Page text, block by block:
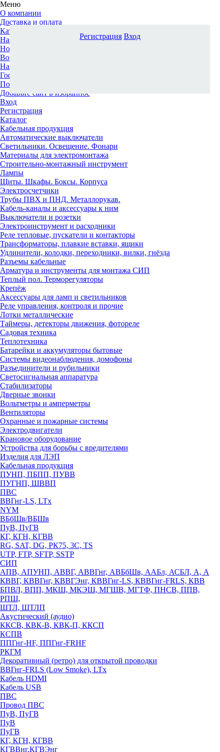
Меню
О компании
Доставка и оплата
Каталог
Наши офисы
Новости и новинки
Вопрос-ответ
Наша команда
Гос. заказчикам
Поставщикам
Добавьте сайт в избранное
Вход
Регистрация
Каталог
Кабельная продукция
Автоматические выключатели
Светильники. Освещение. Фонари
Материалы для электромонтажа
Строительно-монтажный инструмент
Лампы
Щиты. Шкафы. Боксы. Корпуса
Электросчетчики
Трубы ПВХ и ПНД. Металлорукав.
Кабель-каналы и аксессуары к ним
Выключатели и розетки
Электроинструмент и расходники
Реле тепловые, пускатели и контакторы
Трансформаторы, плавкие вставки, ящики
Удлинители, колодки, переходники, вилки, гнёзда
Разъемы кабельные
Арматура и инструменты для монтажа СИП
Теплый пол. Терморегуляторы
Крепёж
Аксессуары для ламп и светильников
Реле управления, контроля и прочие
Лотки металлические
Таймеры, детекторы движения, фотореле
Садовая техника
Теплотехника
Батарейки и аккумуляторы бытовые
Системы видеонаблюдения, домофоны
Разъединители и рубильники
Светосигнальная аппаратура
Стабилизаторы
Дверные звонки
Вольтметры и амперметры
Вентиляторы
Охранные и пожарные системы
Электродвигатели
Крановое оборудование
Устройства для борьбы с вредителями
Изделия для ЛЭП
Кабельная продукция
ПУНП, ПБПП, ПУВВ
ПУГНП, ШВВП
ПВС
ВВГнг-LS, LTx
NYM
ВБбШв/ВБШв
ПуВ, ПуГВ
КГ, КГН, КГВВ
RG, SAT, DG, РК75, 3С, TS
UTP, FTP, SFTP, SSTP
СИП
АПВ, АПУНП, АВВГ, АВВГнг, АВБбШв, ААБл, АСБЛ, А, А
КВВГ, КВВГнг, КВВГЭнг, КВВГнг-LS, КВВГнг-FRLS, КВВ
БПВЛ, ВПП, МКШ, МКЭШ, МГШВ, МГТФ, ПНСВ, ППВ,
РПШ,
ШТЛ, ШТЛП
Акустический (аудио)
ККСВ, КВК-В, КВК-П, ККСП
КСПВ
ППГнг-HF, ППГнг-FRHF
РКГМ
Декоративный (ретро) для открытой проводки
ВВГнг-FRLS (Low Smoke), LTx
Кабель HDMI
Кабель USB
ПВС
Провод ПВС
ПуВ, ПуГВ
ПуВ
ПуГВ
КГ, КГН, КГВВ
КГВВнг,КГВЭнг
Регистрация Вход